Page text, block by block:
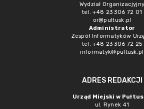
Wydział Organizacjyjny
tel. +48 23 306 72 01
or@pultusk.pl
Administrator
Zespół Informatyków
tel. +48 23 306 72 25
informatyk@pultusk.pl
ADRES REDAKCJI
Urząd Miejski w
ul. Rynek 41